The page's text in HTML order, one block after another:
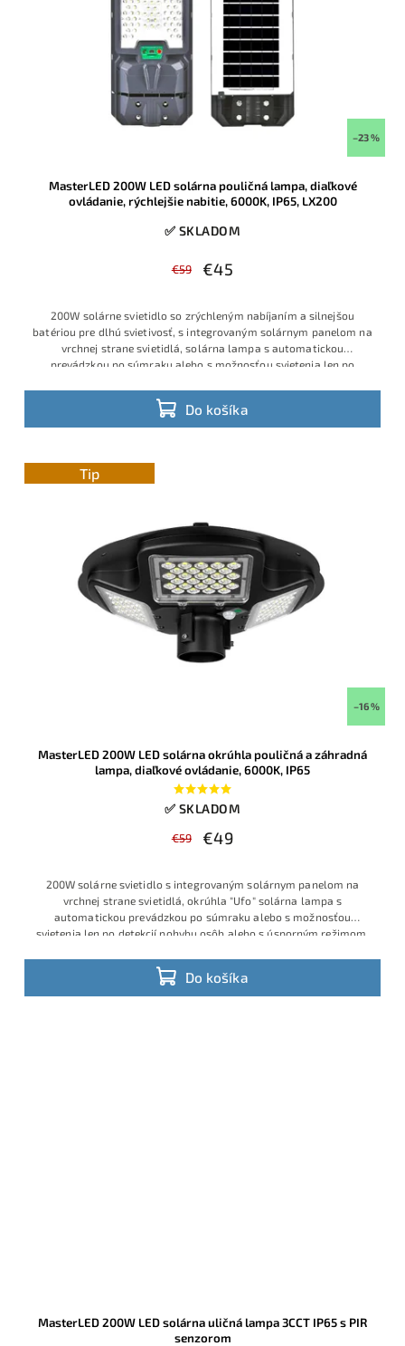
–23 %
MasterLED 200W LED solárna pouličná lampa, diaľkové
ovládanie, rýchlejšie nabitie, 6000K, IP65, LX200
✅ SKLADOM
€59 €45
Do košíka
200W solárne svietidlo so zrýchleným nabíjaním a silnejšou
batériou pre dlhú svietivosť, s integrovaným solárnym panelom na
vrchnej strane svietidlá, solárna lampa s automatickou
prevádzkou po súmraku alebo s možnosťou svietenia len po
Tip
–16 %
MasterLED 200W LED solárna okrúhla pouličná a záhradná
lampa, diaľkové ovládanie, 6000K, IP65
✅ SKLADOM
€59 €49
Do košíka
200W solárne svietidlo s integrovaným solárnym panelom na
vrchnej strane svietidlá, okrúhla "Ufo" solárna lampa s
automatickou prevádzkou po súmraku alebo s možnosťou
svietenia len po detekcií pohybu osôb alebo s úsporným režimom.
biela 6000K, krytie IP65 a diaľkové ovládanie zaručia pohodlnú a
bezúdržbovú prevádzku.
MasterLED 200W LED solárna uličná lampa 3CCT IP65 s PIR
senzorom